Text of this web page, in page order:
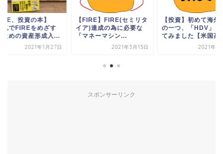
、投資の本】
気でFIREをめざす
ための資産形成入...
2021年1月27日
【FIRE】FIRE(セミリタ
イア)達成の為に必要な
「マネーマシン...
2021年3月13日
【投資】初めて海外
の一つ、「HDV」を
てみました【米国高
2021年1
スポンサーリンク